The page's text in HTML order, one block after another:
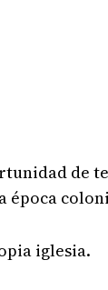
de
época
iglesia.